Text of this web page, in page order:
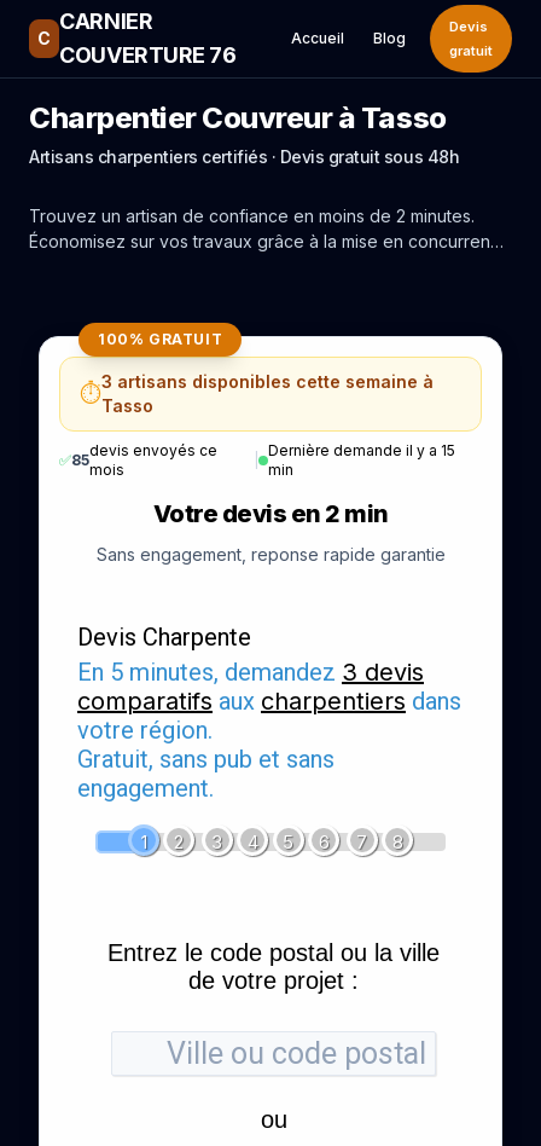
C
CARNIER
COUVERTURE 76
Accueil Blog
Devis
gratuit
Charpentier Couvreur à Tasso
Artisans charpentiers certifiés · Devis gratuit sous 48h
Trouvez un artisan de confiance en moins de 2 minutes.
Économisez sur vos travaux grâce à la mise en concurrence
100% GRATUIT
⏱️3 artisans disponibles cette semaine à
Tasso
✅85
devis envoyés ce
mois
|
Dernière demande il y a 15
min
Votre devis en 2 min
Sans engagement, reponse rapide garantie
Devis Charpente
En 5 minutes, demandez 3 devis
comparatifs aux charpentiers dans
votre région.
Gratuit, sans pub et sans
engagement.
1 2 3 4 5 6 7 8
Entrez le code postal ou la ville
de votre projet :
ou